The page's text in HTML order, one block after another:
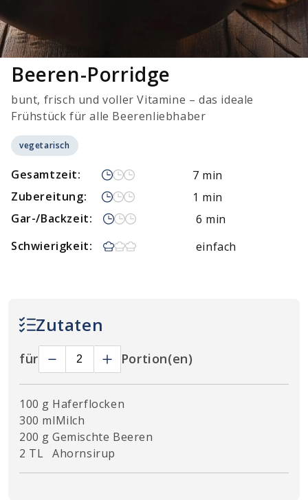
Beeren-Porridge
bunt, frisch und voller Vitamine – das ideale
Frühstück für alle Beerenliebhaber
vegetarisch
Gesamtzeit:
7 min
Zubereitung:
1 min
Gar-/Backzeit:
6 min
Schwierigkeit:
einfach
Zutaten
für Portion(en)
100 g Haferflocken
300 mlMilch
200 g Gemischte Beeren
2 TL Ahornsirup